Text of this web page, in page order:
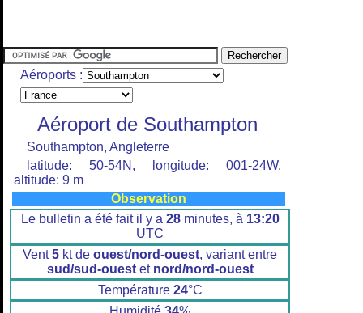
Aéroports :
Aéroport de Southampton
Southampton, Angleterre
latitude: 50-54N, longitude: 001-24W,
altitude: 9 m
Observation
Le bulletin a été fait il y a 28minutes, à 13:20
UTC
Vent5 kt de ouest/nord-ouest, variant entre
sud/sud-ouestet nord/nord-ouest
Température 24°C